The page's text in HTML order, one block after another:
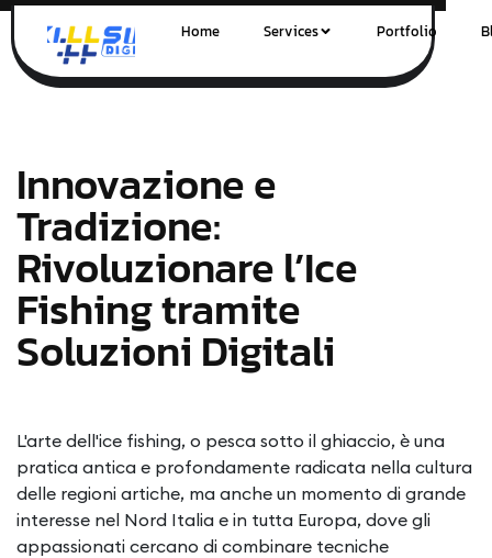
Home Services Portfolio
Innovazione e
Tradizione:
Rivoluzionare l’Ice
Fishing tramite
Soluzioni Digitali
L'arte dell'ice fishing, o pesca sotto il ghiaccio, è una
pratica antica e profondamente radicata nella cultura
delle regioni artiche, ma anche un momento di grande
interesse nel Nord Italia e in tutta Europa, dove gli
appassionati cercano di combinare tecniche